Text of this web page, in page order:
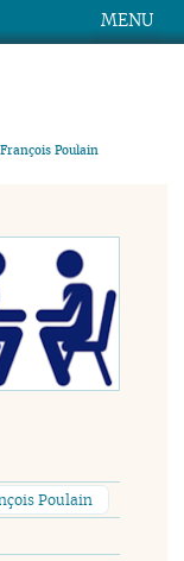
MENU
Poulain
Poulain